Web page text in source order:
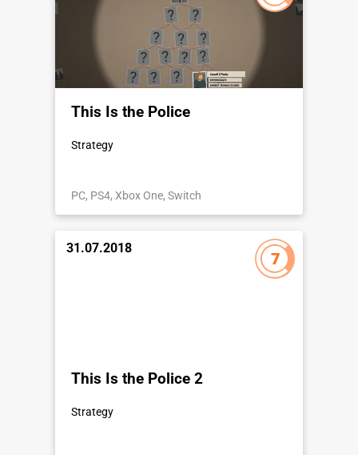
This Is the Police
Strategy
PC, PS4, Xbox One, Switch
31.07.2018
7
This Is the Police 2
Strategy